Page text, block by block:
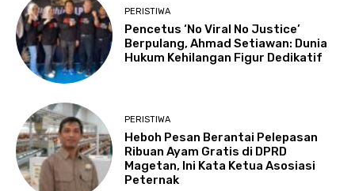
PERISTIWA
Pencetus ‘No Viral No Justice’
Berpulang, Ahmad Setiawan: Dunia
Hukum Kehilangan Figur Dedikatif
PERISTIWA
Heboh Pesan Berantai Pelepasan
Ribuan Ayam Gratis di DPRD
Magetan, Ini Kata Ketua Asosiasi
Peternak